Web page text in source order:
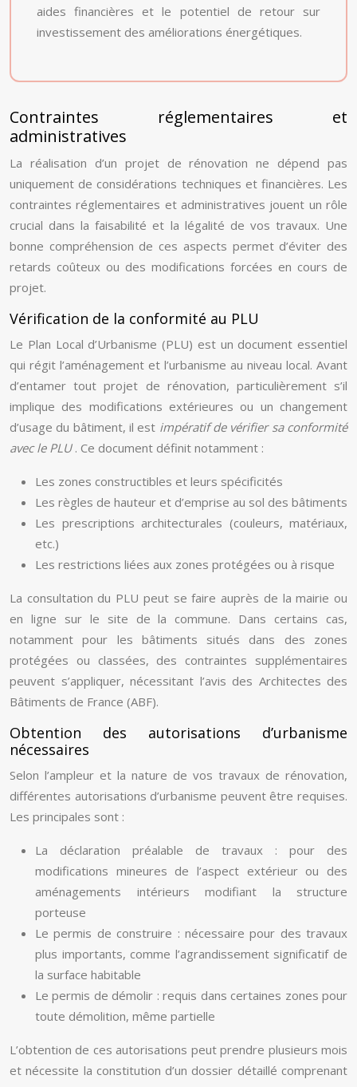
aides financières et le potentiel de retour sur
investissement des améliorations énergétiques.
Contraintes réglementaires et
administratives
La réalisation d’un projet de rénovation ne dépend pas
uniquement de considérations techniques et financières. Les
contraintes réglementaires et administratives jouent un rôle
crucial dans la faisabilité et la légalité de vos travaux. Une
bonne compréhension de ces aspects permet d’éviter des
retards coûteux ou des modifications forcées en cours de
projet.
Vérification de la conformité au PLU
Le Plan Local d’Urbanisme (PLU) est un document essentiel
qui régit l’aménagement et l’urbanisme au niveau local. Avant
d’entamer tout projet de rénovation, particulièrement s’il
implique des modifications extérieures ou un changement
d’usage du bâtiment, il est impératif de vérifier sa conformité
avec le PLU . Ce document définit notamment :
Les zones constructibles et leurs spécificités
Les règles de hauteur et d’emprise au sol des bâtiments
Les prescriptions architecturales (couleurs, matériaux,
etc.)
Les restrictions liées aux zones protégées ou à risque
La consultation du PLU peut se faire auprès de la mairie ou
en ligne sur le site de la commune. Dans certains cas,
notamment pour les bâtiments situés dans des zones
protégées ou classées, des contraintes supplémentaires
peuvent s’appliquer, nécessitant l’avis des Architectes des
Bâtiments de France (ABF).
Obtention des autorisations d’urbanisme
nécessaires
Selon l’ampleur et la nature de vos travaux de rénovation,
différentes autorisations d’urbanisme peuvent être requises.
Les principales sont :
La déclaration préalable de travaux : pour des
modifications mineures de l’aspect extérieur ou des
aménagements intérieurs modifiant la structure
porteuse
Le permis de construire : nécessaire pour des travaux
plus importants, comme l’agrandissement significatif de
la surface habitable
Le permis de démolir : requis dans certaines zones pour
toute démolition, même partielle
L’obtention de ces autorisations peut prendre plusieurs mois
et nécessite la constitution d’un dossier détaillé comprenant